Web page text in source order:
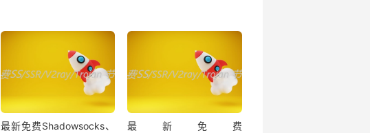
最新免费Shadowsocks、
最新免费